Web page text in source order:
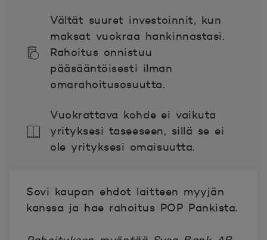
Vältät suuret investoinnit, kun
maksat vuokraa hankinnastasi.
Rahoitus onnistuu
pääsääntöisesti ilman
omarahoitusosuutta.
Vuokrattava kohde ei vaikuta
yrityksesi taseeseen, sillä se ei
ole yrityksesi omaisuutta.
Sovi kaupan ehdot laitteen myyjän
kanssa ja hae rahoitus POP Pankista.